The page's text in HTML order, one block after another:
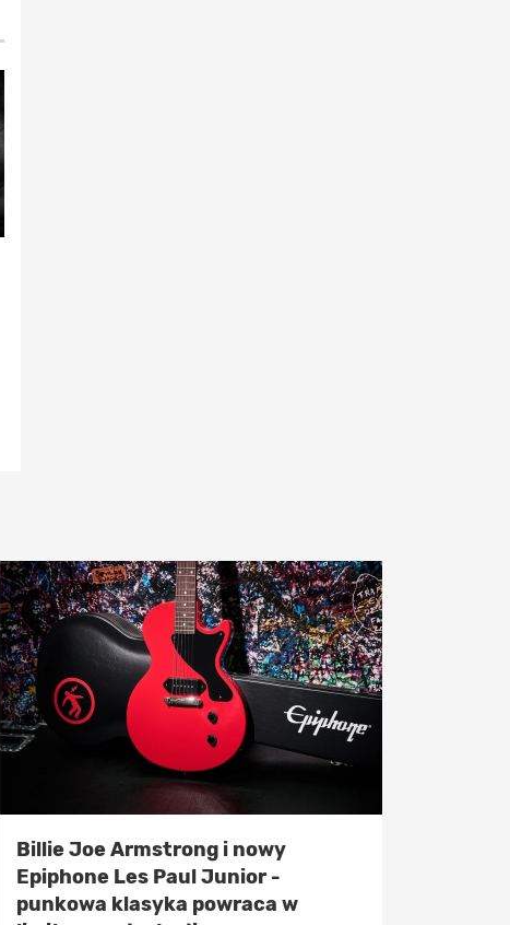
Billie Joe Armstrong i nowy
Epiphone Les Paul Junior -
punkowa klasyka powraca w